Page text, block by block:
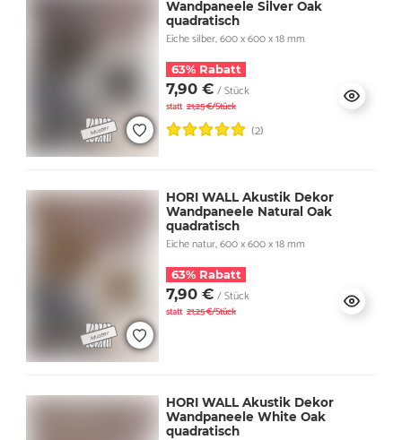
Wandpaneele Silver Oak
quadratisch
Eiche silber, 600 x 600 x 18 mm
63% Rabatt
7,90 € / Stück
statt 21,25 €/Stück
(2)
HORI WALL Akustik Dekor
Wandpaneele Natural Oak
quadratisch
Eiche natur, 600 x 600 x 18 mm
63% Rabatt
7,90 € / Stück
statt 21,25 €/Stück
HORI WALL Akustik Dekor
Wandpaneele White Oak
quadratisch